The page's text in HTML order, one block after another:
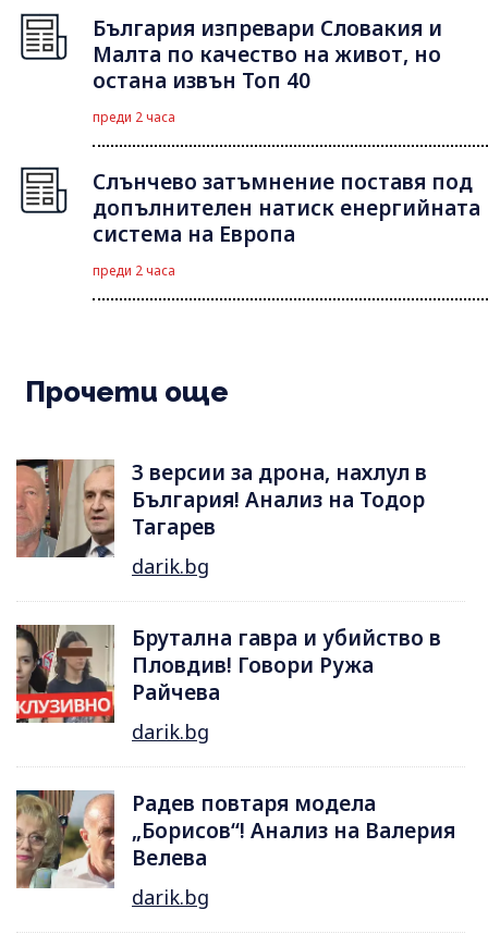
България изпревари Словакия и
Малта по качество на живот, но
остана извън Топ 40
преди 2 часа
Слънчево затъмнение поставя под
допълнителен натиск енергийната
система на Европа
преди 2 часа
Прочети още
3 версии за дрона, нахлул в
България! Анализ на Тодор
Тагарев
darik.bg
Брутална гавра и убийство в
Пловдив! Говори Ружа
Райчева
darik.bg
Радев повтаря модела
„Борисов“! Анализ на Валерия
Велева
darik.bg